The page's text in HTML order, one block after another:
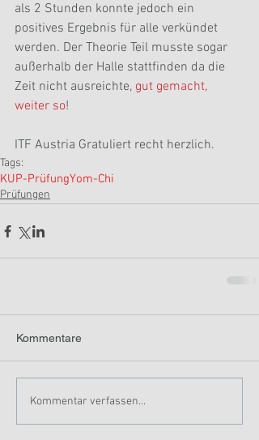
als 2 Stunden konnte jedoch ein
positives Ergebnis für alle verkündet
werden. Der Theorie Teil musste sogar
außerhalb der Halle stattfinden da die
Zeit nicht ausreichte, gut gemacht,
weiter so!
ITF Austria Gratuliert recht herzlich.
Tags:
KUP-PrüfungYom-Chi
Prüfungen
Kommentare
Kommentar verfassen...